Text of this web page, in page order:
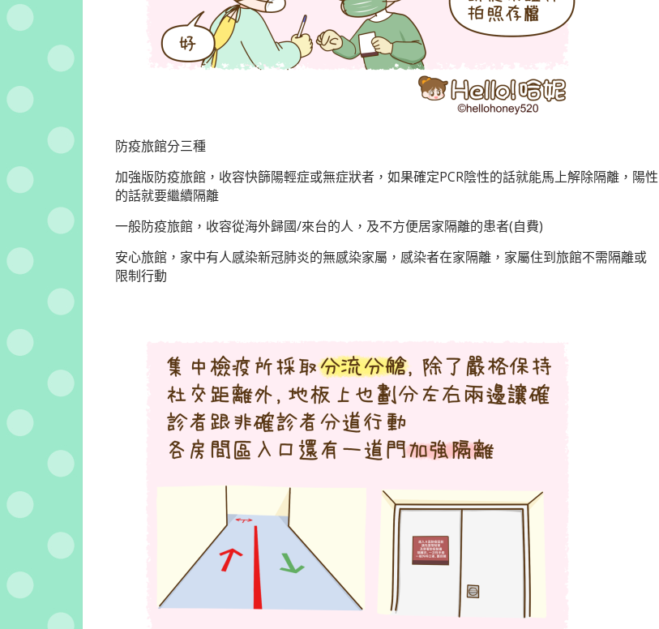
防疫旅館分三種
加強版防疫旅館，收容快篩陽輕症或無症狀者，如果確定PCR陰性的話就能馬上解除隔離，陽性
的話就要繼續隔離
一般防疫旅館，收容從海外歸國/來台的人，及不方便居家隔離的患者(自費)
安心旅館，家中有人感染新冠肺炎的無感染家屬，感染者在家隔離，家屬住到旅館不需隔離或
限制行動